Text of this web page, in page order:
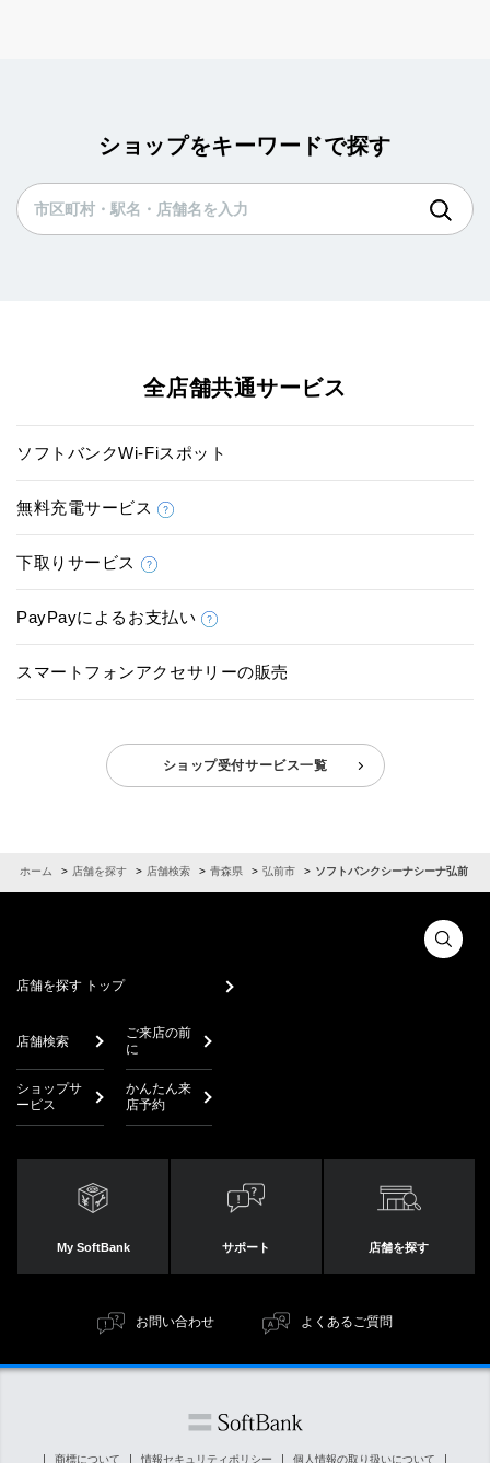
ショップをキーワードで探す
全店舗共通サービス
ソフトバンクWi-Fiスポット
無料充電サービス
下取りサービス
PayPayによるお支払い
スマートフォンアクセサリーの販売
ショップ受付サービス一覧
ホーム 店舗を探す 店舗検索 青森県 弘前市 ソフトバンクシーナシーナ弘前
店舗を探す トップ
店舗検索
ご来店の前
に
ショップサ
ービス
かんたん来
店予約
My SoftBank サポート 店舗を探す
お問い合わせ よくあるご質問
商標について 情報セキュリティポリシー 個人情報の取り扱いについて